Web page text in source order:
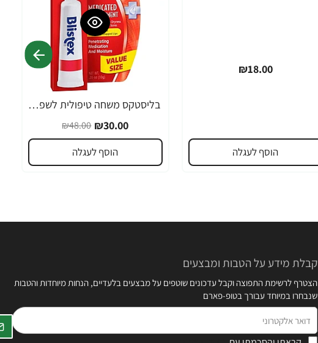
₪18.00
הוסף לעגלה
-38%
בליסטקס משחה טיפולית לשפתיים 10 גרם אריזה גדולה SPF 10 - מבית Blistex
₪30.00
₪48.00
הוסף לעגלה
קבלת מידע על הטבות ומבצעים
הצטרף לרשימת התפוצה וקבל עדכונים שוטפים על מבצעים בלעדיים, הנחות מיוחדות והטבות
שנבחרו במיוחד עבורך בטופ-פארם
אלקטרוני